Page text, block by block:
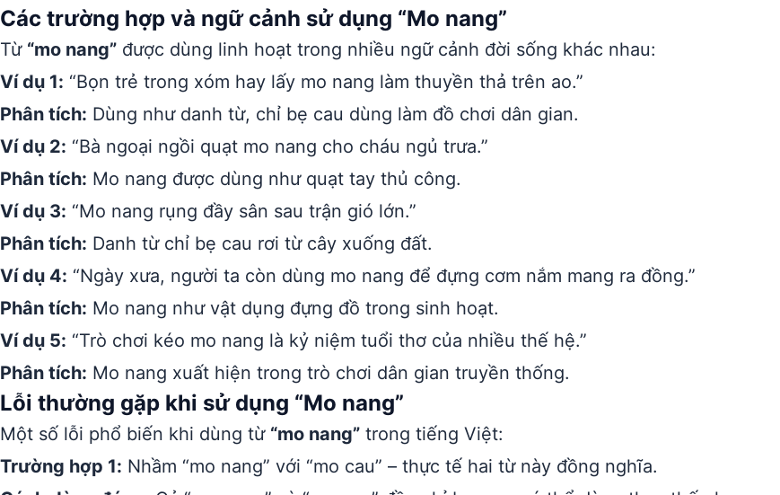
Các trường hợp và ngữ cảnh sử dụng “Mo nang”
Từ “mo nang” được dùng linh hoạt trong nhiều ngữ cảnh đời sống khác nhau:
Ví dụ 1: “Bọn trẻ trong xóm hay lấy mo nang làm thuyền thả trên ao.”
Phân tích: Dùng như danh từ, chỉ bẹ cau dùng làm đồ chơi dân gian.
Ví dụ 2: “Bà ngoại ngồi quạt mo nang cho cháu ngủ trưa.”
Phân tích: Mo nang được dùng như quạt tay thủ công.
Ví dụ 3: “Mo nang rụng đầy sân sau trận gió lớn.”
Phân tích: Danh từ chỉ bẹ cau rơi từ cây xuống đất.
Ví dụ 4: “Ngày xưa, người ta còn dùng mo nang để đựng cơm nắm mang ra đồng.”
Phân tích: Mo nang như vật dụng đựng đồ trong sinh hoạt.
Ví dụ 5: “Trò chơi kéo mo nang là kỷ niệm tuổi thơ của nhiều thế hệ.”
Phân tích: Mo nang xuất hiện trong trò chơi dân gian truyền thống.
Lỗi thường gặp khi sử dụng “Mo nang”
Một số lỗi phổ biến khi dùng từ “mo nang” trong tiếng Việt:
Trường hợp 1: Nhầm “mo nang” với “mo cau” – thực tế hai từ này đồng nghĩa.